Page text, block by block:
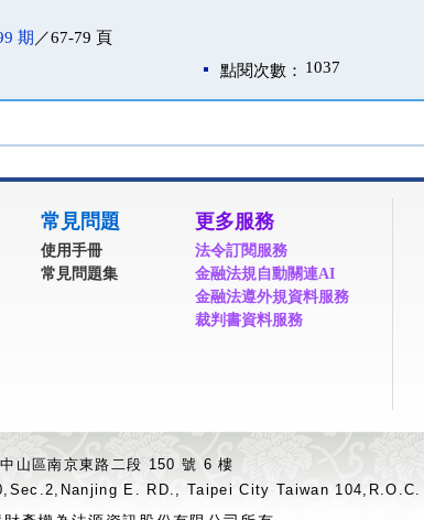
期 ／67-79 頁
點閱次數： 1037
常見問題
使用手冊
常見問題集
更多服務
法令訂閱服務
金融法規自動關連AI
金融法遵外規資料服務
裁判書資料服務
山區南京東路二段 150 號 6 樓
E. RD., Taipei City Taiwan 104,R.O.C.